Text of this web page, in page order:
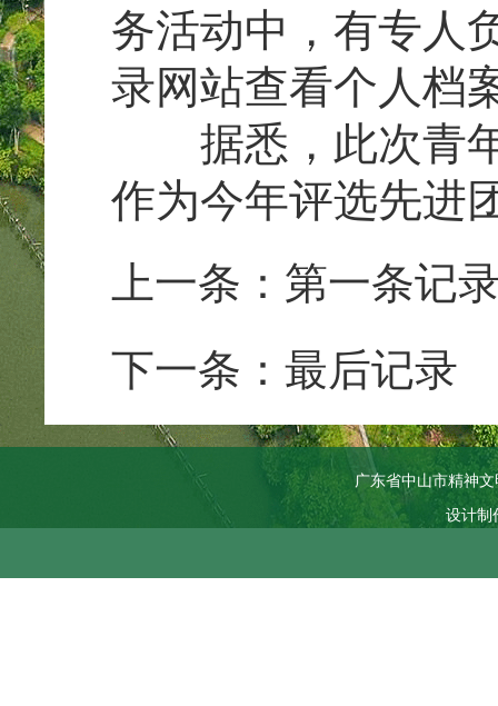
务活动中，有专人
录网站查看个人档
据悉，此次青年
作为今年评选先进
上一条：第一条记
下一条：最后记录
广东省中山市精神
设计制